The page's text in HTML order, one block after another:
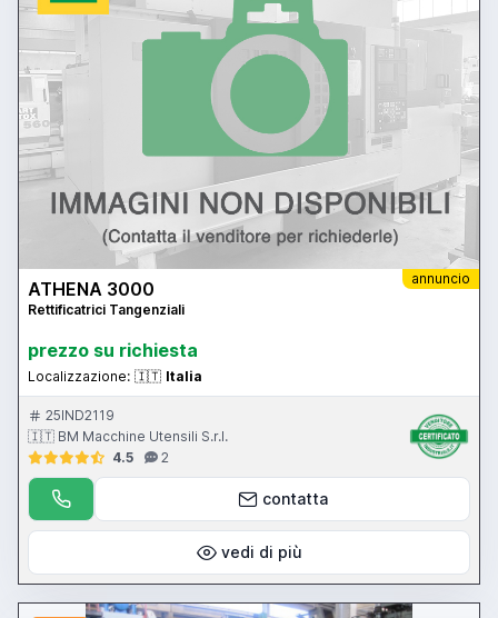
annuncio
ATHENA 3000
Rettificatrici Tangenziali
prezzo su richiesta
Localizzazione: 🇮🇹 Italia
25IND2119
🇮🇹 BM Macchine Utensili S.r.l.
4.5
2
contatta
vedi di più